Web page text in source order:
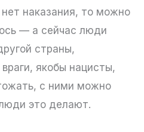
наказания, то можно
— а сейчас люди
страны,
якобы нацисты,
с ними можно
это делают.